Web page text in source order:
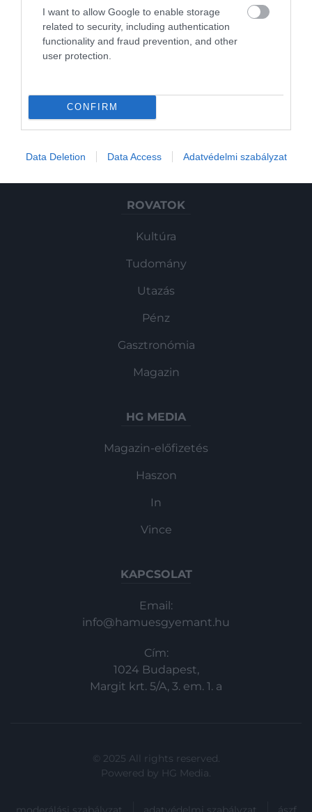
I want to allow Google to enable storage
related to security, including authentication
functionality and fraud prevention, and other
user protection.
CONFIRM
Data Deletion Data Access Adatvédelmi szabályzat
Művelődj, szórakozz, kíváncsiskodj, kóstolgass
és ismerd meg a Hamu és Gyémánt világát!
ROVATOK
Kultúra
Tudomány
Utazás
Pénz
Gasztronómia
Magazin
HG MEDIA
Magazin-előfizetés
Haszon
In
Vince
KAPCSOLAT
Email:
info@hamuesgyemant.hu
Cím:
1024 Budapest,
Margit krt. 5/A, 3. em. 1. a
© 2025 All rights reserved.
Powered by HG Media.